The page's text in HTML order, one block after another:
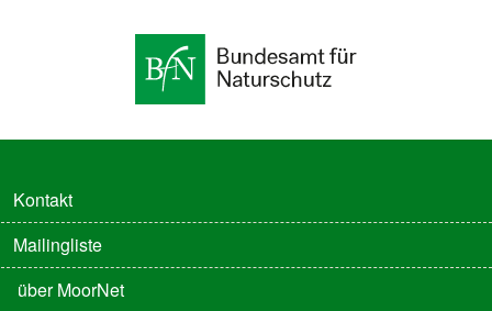
Kontakt
Mailingliste
über MoorNet